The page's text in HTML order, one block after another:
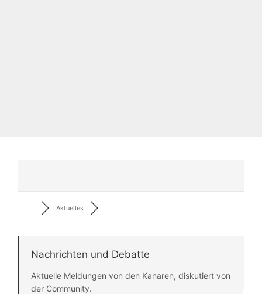
Aktuelles
Nachrichten und Debatte
Aktuelle Meldungen von den Kanaren, diskutiert von
der Community.